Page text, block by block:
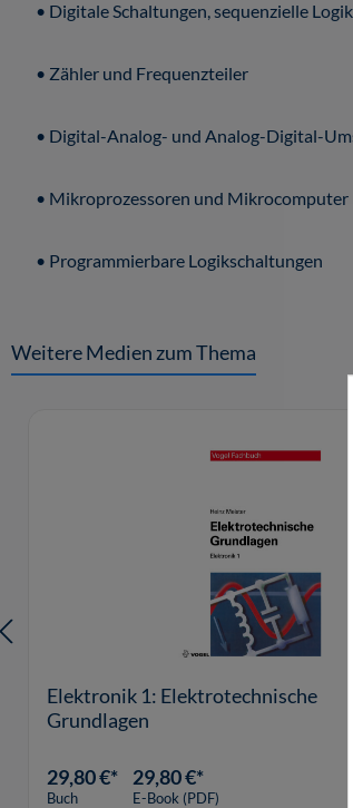
• Digitale Schaltungen, sequenzielle
• Zähler und Frequenzteiler
• Digital-Analog- und Analog-Digital-
• Mikroprozessoren und Mikrocomputer
• Programmierbare Logikschaltungen
Weitere Medien zum Thema
Elektronik 1: Elektrotechnische
Grundlagen
29,80 €*
Buch
29,80 €*
E-Book (PDF)